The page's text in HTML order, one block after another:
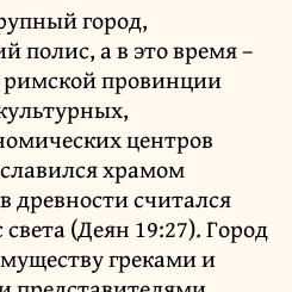
город,
полис, а в это время –
римской провинции
центров
храмом
считался
(Деян 19:27). Город
греками и